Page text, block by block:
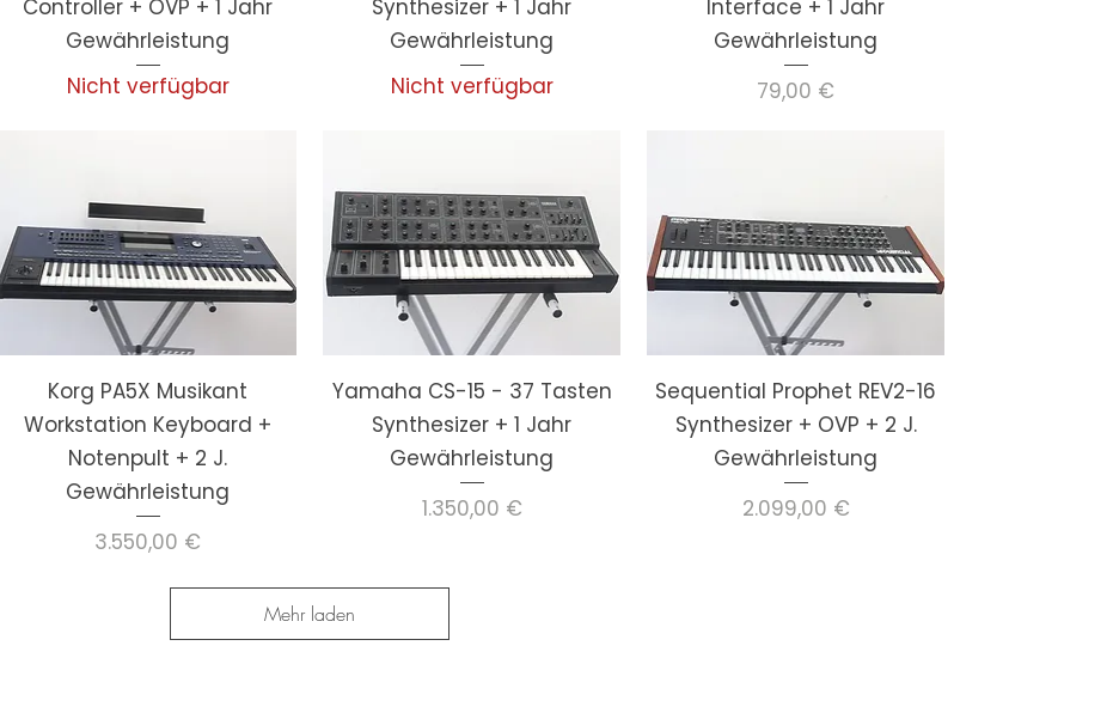
Controller + OVP + 1 Jahr
Gewährleistung
Nicht verfügbar
Synthesizer + 1 Jahr
Gewährleistung
Nicht verfügbar
Interface + 1 Jahr
Gewährleistung
Preis
79,00 €
Korg PA5X Musikant
Workstation Keyboard +
Notenpult + 2 J.
Gewährleistung
Preis
3.550,00 €
Yamaha CS-15 - 37 Tasten
Synthesizer + 1 Jahr
Gewährleistung
Preis
1.350,00 €
Sequential Prophet REV2-16
Synthesizer + OVP + 2 J.
Gewährleistung
Preis
2.099,00 €
Mehr laden